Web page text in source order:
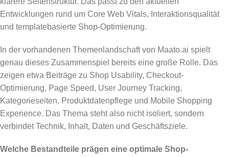
Entwicklungen rund um Core Web Vitals, Interaktionsqualität
und templatebasierte Shop-Optimierung.
In der vorhandenen Themenlandschaft von Maato.ai spielt
genau dieses Zusammenspiel bereits eine große Rolle. Das
zeigen etwa Beiträge zu Shop Usability, Checkout-
Optimierung, Page Speed, User Journey Tracking,
Kategorieseiten, Produktdatenpflege und Mobile Shopping
Experience. Das Thema steht also nicht isoliert, sondern
verbindet Technik, Inhalt, Daten und Geschäftsziele.
Welche Bestandteile prägen eine optimale Shop-